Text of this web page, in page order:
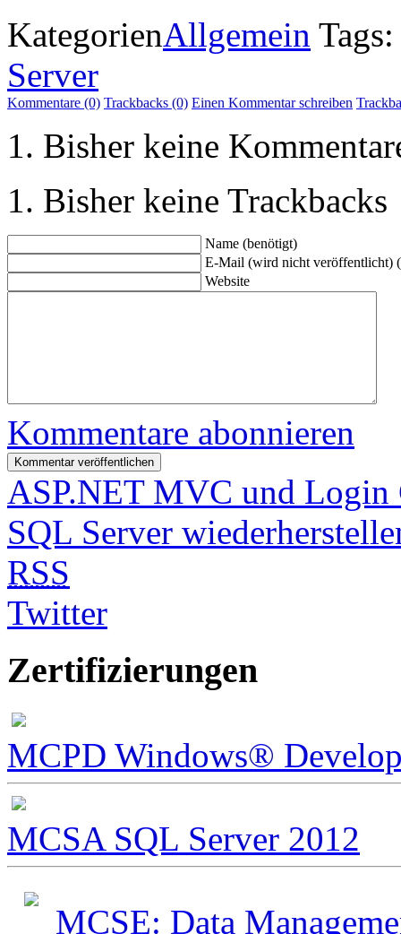
KategorienAllgemein Tags:
Server
Kommentare (0) Trackbacks (0) Einen Kommentar schreiben
Bisher keine
Bisher keine Trackbacks
Name (benötigt)
E-Mail (wird nicht veröffentlicht)
Website
Kommentare abonnieren
ASP.NET MVC und Login
SQL Server
RSS
Twitter
Zertifizierungen
MCPD Windows®
MCSA SQL Server 2012
MCSE: Data